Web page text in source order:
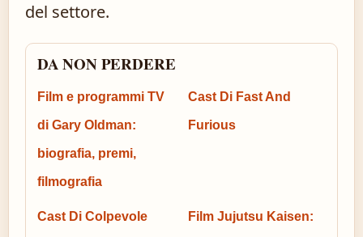
del settore.
DA NON PERDERE
Film e programmi TV
di Gary Oldman:
biografia, premi,
filmografia
Cast Di Fast And
Furious
Cast Di Colpevole Film Jujutsu Kaisen: